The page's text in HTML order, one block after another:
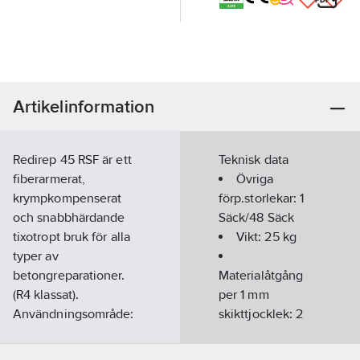
Artikelinformation
Redirep 45 RSF är ett
fiberarmerat,
krympkompenserat
och snabbhärdande
tixotropt bruk för alla
typer av
betongreparationer.
(R4 klassat).
Användningsområde:
Teknisk data
Övriga
förp.storlekar:1
Säck/48 Säck
Vikt:25kg
Materialåtgång
per 1 mm
skikttjocklek:2